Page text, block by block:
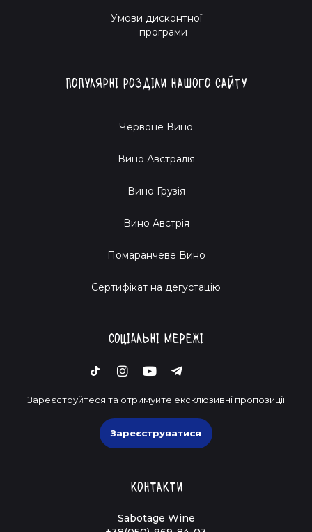
Умови дисконтної
програми
Популярні розділи нашого сайту
Червоне Вино
Вино Австралія
Вино Грузія
Вино Австрія
Помаранчеве Вино
Cертифікат на дегустацію
Соціальні мережі
Зареєструйтеся та отримуйте ексклюзивні пропозиції
Зареєструватися
Контакти
Sabotage Wine